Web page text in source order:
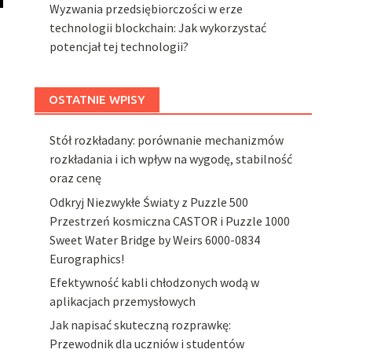
Wyzwania przedsiębiorczości w erze
technologii blockchain: Jak wykorzystać
potencjał tej technologii?
OSTATNIE WPISY
Stół rozkładany: porównanie mechanizmów
rozkładania i ich wpływ na wygodę, stabilność
oraz cenę
Odkryj Niezwykłe Światy z Puzzle 500
Przestrzeń kosmiczna CASTOR i Puzzle 1000
Sweet Water Bridge by Weirs 6000-0834
Eurographics!
Efektywność kabli chłodzonych wodą w
aplikacjach przemysłowych
Jak napisać skuteczną rozprawkę:
Przewodnik dla uczniów i studentów